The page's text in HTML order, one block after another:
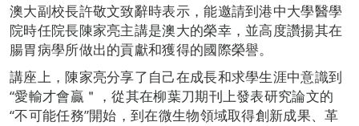
澳大副校長許敬文致辭時表示，能邀請到港中大學醫學
院時任院長陳家亮主講是澳大的榮幸，並高度讚揚其在
腸胃病學所做出的貢獻和獲得的國際榮譽。
講座上，陳家亮分享了自己在成長和求學生涯中意識到
“愛輸才會贏＂，從其在柳葉刀期刊上發表研究論文的
“不可能任務”開始，到在微生物領域取得創新成果、革